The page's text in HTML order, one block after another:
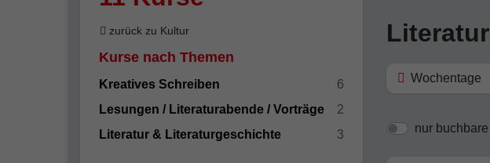
zurück zu Kultur
Kurse nach Themen
Kreatives Schreiben
6
Lesungen / Literaturabende / Vorträge
2
Literatur & Literaturgeschichte
3
Literatur
Wochentage
nur buchbare